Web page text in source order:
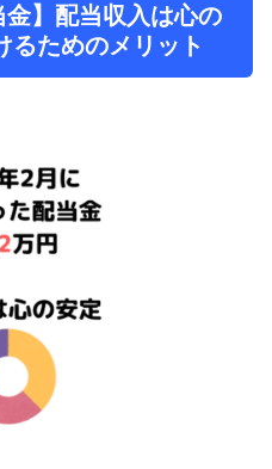
金】配当収入は心の
るためのメリット